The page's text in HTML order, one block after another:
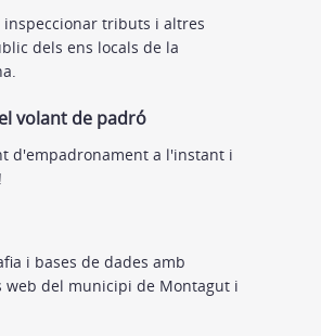
inspeccionar tributs i altres
dels ens locals de la
volant de padró
d'empadronament a l'instant i
i bases de dades amb
web del municipi de Montagut i